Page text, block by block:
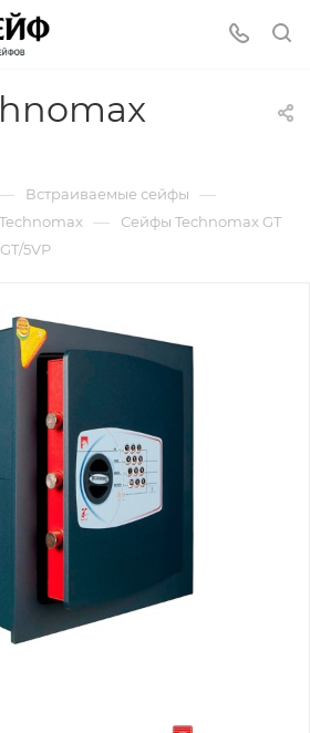
Встраиваемые сейфы —
— Сейфы Technomax GT
5VP